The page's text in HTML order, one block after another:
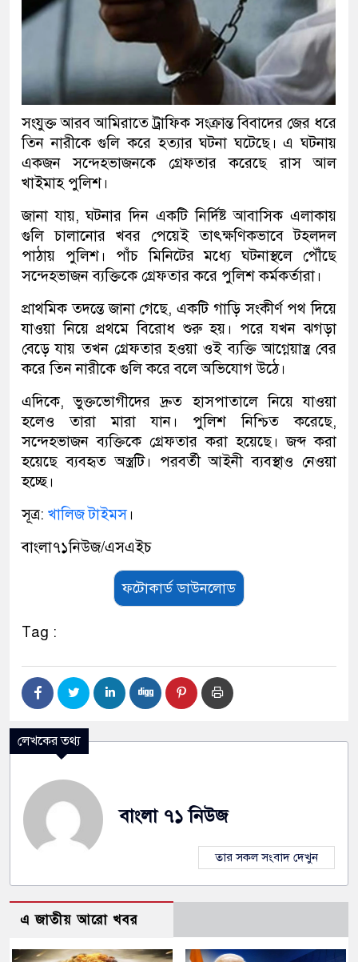
সংযুক্ত আরব আমিরাতে ট্রাফিক সংক্রান্ত বিবাদের জের ধরে
তিন নারীকে গুলি করে হত্যার ঘটনা ঘটেছে। এ ঘটনায়
একজন সন্দেহভাজনকে গ্রেফতার করেছে রাস আল
খাইমাহ পুলিশ।
জানা যায়, ঘটনার দিন একটি নির্দিষ্ট আবাসিক এলাকায়
গুলি চালানোর খবর পেয়েই তাৎক্ষণিকভাবে টহলদল
পাঠায় পুলিশ। পাঁচ মিনিটের মধ্যে ঘটনাস্থলে পৌঁছে
সন্দেহভাজন ব্যক্তিকে গ্রেফতার করে পুলিশ কর্মকর্তারা।
প্রাথমিক তদন্তে জানা গেছে, একটি গাড়ি সংকীর্ণ পথ দিয়ে
যাওয়া নিয়ে প্রথমে বিরোধ শুরু হয়। পরে যখন ঝগড়া
বেড়ে যায় তখন গ্রেফতার হওয়া ওই ব্যক্তি আগ্নেয়াস্ত্র বের
করে তিন নারীকে গুলি করে বলে অভিযোগ উঠে।
এদিকে, ভুক্তভোগীদের দ্রুত হাসপাতালে নিয়ে যাওয়া
হলেও তারা মারা যান। পুলিশ নিশ্চিত করেছে,
সন্দেহভাজন ব্যক্তিকে গ্রেফতার করা হয়েছে। জব্দ করা
হয়েছে ব্যবহৃত অস্ত্রটি। পরবর্তী আইনী ব্যবস্থাও নেওয়া
হচ্ছে।
সূত্র: খালিজ টাইমস।
বাংলা৭১নিউজ/এসএইচ
ফটোকার্ড ডাউনলোড
Tag :
লেখকের তথ্য
বাংলা ৭১ নিউজ
তার সকল সংবাদ দেখুন
এ জাতীয় আরো খবর